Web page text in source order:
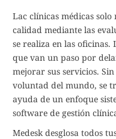
Lac clínicas médicas
calidad mediante las
se realiza en las oficinas.
que van un paso por
mejorar sus servicios.
voluntad del mundo, se
ayuda de un enfoque
software de gestión
Medesk desglosa todos